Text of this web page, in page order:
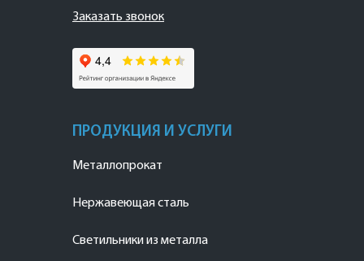
Заказать звонок
ПРОДУКЦИЯ И УСЛУГИ
Металлопрокат
Нержавеющая сталь
Светильники из металла